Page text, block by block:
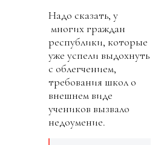
Надо сказать, у
многих граждан
республики, которые
уже успели выдохнуть
с облегчением,
требования школ о
внешнем виде
учеников вызвало
недоумение.